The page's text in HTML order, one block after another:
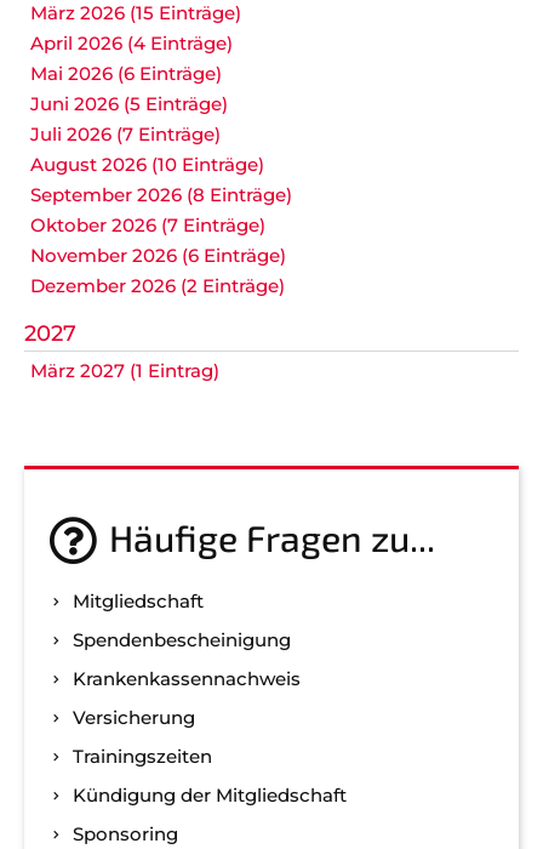
März 2026 (15 Einträge)
April 2026 (4 Einträge)
Mai 2026 (6 Einträge)
Juni 2026 (5 Einträge)
Juli 2026 (7 Einträge)
August 2026 (10 Einträge)
September 2026 (8 Einträge)
Oktober 2026 (7 Einträge)
November 2026 (6 Einträge)
Dezember 2026 (2 Einträge)
2027
März 2027 (1 Eintrag)
Häufige Fragen zu...
Mitgliedschaft
Spenden­bescheinigung
Kranken­kassen­nachweis
Versicherung
Trainingszeiten
Kündigung der Mitgliedschaft
Sponsoring